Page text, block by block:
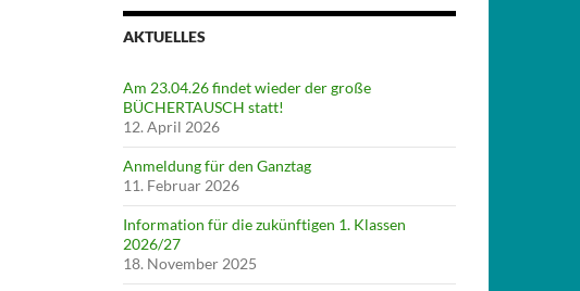
AKTUELLES
Am 23.04.26 findet wieder der große
BÜCHERTAUSCH statt!
12. April 2026
Anmeldung für den Ganztag
11. Februar 2026
Information für die zukünftigen 1. Klassen
2026/27
18. November 2025